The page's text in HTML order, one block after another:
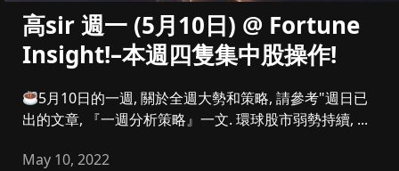
高sir 週一 (5月10日) @ Fortune
Insight!–本週四隻集中股操作!
5月10日的一週, 關於全週大勢和策略, 請參考"週日已
出的文章, 『一週分析策略』一文. 環球股市弱勢持續, ...
May 10, 2022